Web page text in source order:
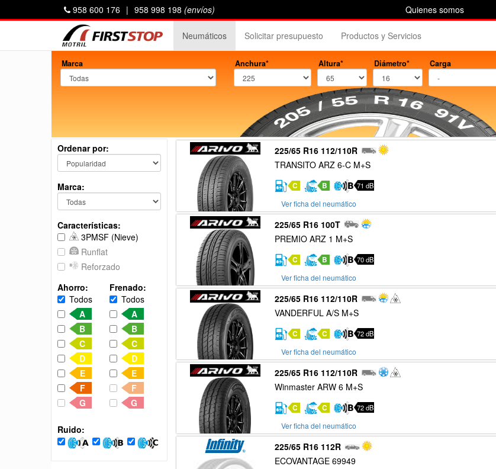
Quienes somos
958 600 176 | 958 998 198 (envíos)
Neumáticos Solicitar presupuesto Productos y Servicios
Marca Anchura* Altura* Diámetro* Carga
Ordenar por:
Marca:
Características:
3PMSF (Nieve)
Runflat
Reforzado
Ahorro:
Todos
A
B
C
D
E
F
G
Frenado:
Todos
A
B
C
D
E
F
G
Ruido:
225/65 R16 112/110R
TRANSITO ARZ 6-C M+S
C B 71 dB
Ver ficha del neumático
225/65 R16 100T
PREMIO ARZ 1 M+S
C B 70 dB
Ver ficha del neumático
225/65 R16 112/110R
VANDERFUL A/S M+S
C C 72 dB
Ver ficha del neumático
225/65 R16 112/110R
Winmaster ARW 6 M+S
C C 72 dB
Ver ficha del neumático
225/65 R16 112R
ECOVANTAGE 69949